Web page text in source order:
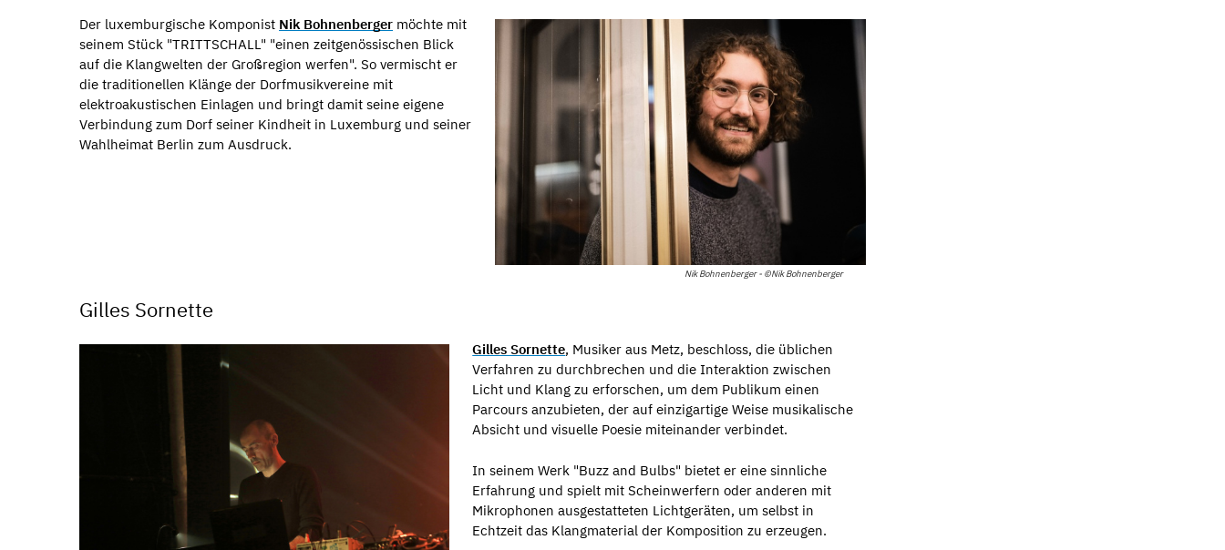
Nik Bohnenberger - ©Nik Bohnenberger
Der luxemburgische Komponist Nik Bohnenberger möchte mit
seinem Stück "TRITTSCHALL" "einen zeitgenössischen Blick
auf die Klangwelten der Großregion werfen". So vermischt er
die traditionellen Klänge der Dorfmusikvereine mit
elektroakustischen Einlagen und bringt damit seine eigene
Verbindung zum Dorf seiner Kindheit in Luxemburg und seiner
Wahlheimat Berlin zum Ausdruck.
Gilles Sornette
Gilles Sornette, Musiker aus Metz, beschloss, die üblichen
Verfahren zu durchbrechen und die Interaktion zwischen
Licht und Klang zu erforschen, um dem Publikum einen
Parcours anzubieten, der auf einzigartige Weise musikalische
Absicht und visuelle Poesie miteinander verbindet.
In seinem Werk "Buzz and Bulbs" bietet er eine sinnliche
Erfahrung und spielt mit Scheinwerfern oder anderen mit
Mikrophonen ausgestatteten Lichtgeräten, um selbst in
Echtzeit das Klangmaterial der Komposition zu erzeugen.